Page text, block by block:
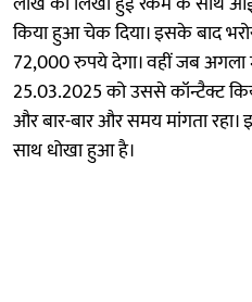
किया हुआ चेक दिया। इसके बाद
72,000 रुपये देगा। वहीं जब अगला
25.03.2025 को उससे कॉन्टैक्ट
और बार-बार और समय मांगता
साथ धोखा हुआ है।